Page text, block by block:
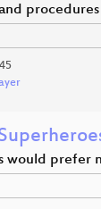
45
would prefer